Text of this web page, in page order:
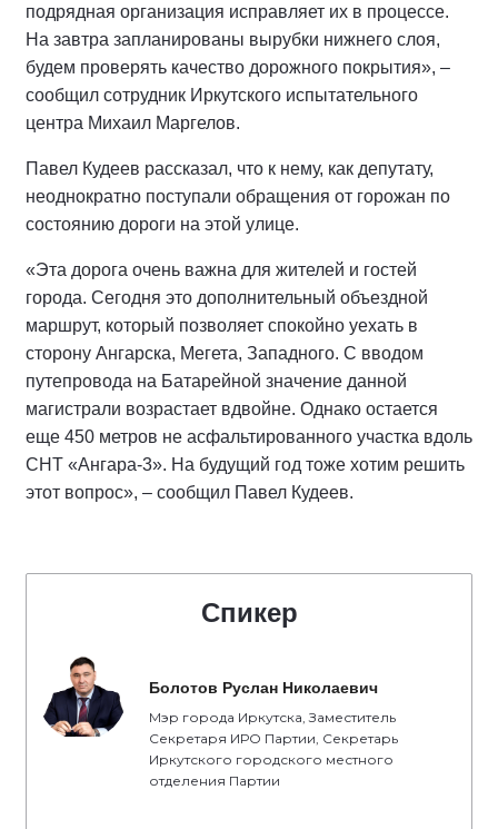
подрядная организация исправляет их в процессе.
На завтра запланированы вырубки нижнего слоя,
будем проверять качество дорожного покрытия», –
сообщил сотрудник Иркутского испытательного
центра Михаил Маргелов.
Павел Кудеев рассказал, что к нему, как депутату,
неоднократно поступали обращения от горожан по
состоянию дороги на этой улице.
«Эта дорога очень важна для жителей и гостей
города. Сегодня это дополнительный объездной
маршрут, который позволяет спокойно уехать в
сторону Ангарска, Мегета, Западного. С вводом
путепровода на Батарейной значение данной
магистрали возрастает вдвойне. Однако остается
еще 450 метров не асфальтированного участка вдоль
СНТ «Ангара-3». На будущий год тоже хотим решить
этот вопрос», – сообщил Павел Кудеев.
Спикер
Болотов Руслан Николаевич
Мэр города Иркутска, Заместитель
Секретаря ИРО Партии, Секретарь
Иркутского городского местного
отделения Партии